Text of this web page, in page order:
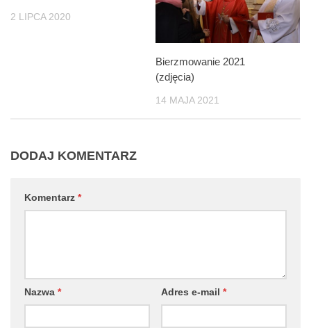
2 LIPCA 2020
Bierzmowanie 2021
(zdjęcia)
14 MAJA 2021
DODAJ KOMENTARZ
Komentarz *
Nazwa * Adres e-mail *